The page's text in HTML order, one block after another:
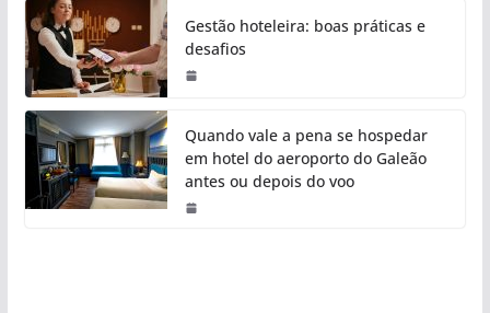
Gestão hoteleira: boas práticas e
desafios
Quando vale a pena se hospedar
em hotel do aeroporto do Galeão
antes ou depois do voo